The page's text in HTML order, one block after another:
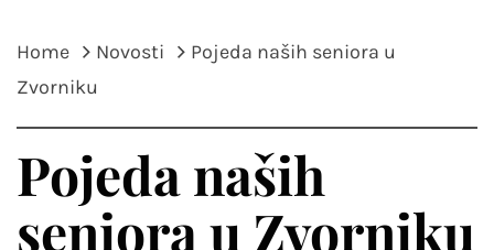
Home Novosti
Pojeda naših seniora u
Zvorniku
Pojeda naših
seniora u Zvorniku